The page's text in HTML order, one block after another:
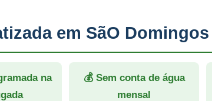
em SãO
na
💰 Sem conta de água
mensal